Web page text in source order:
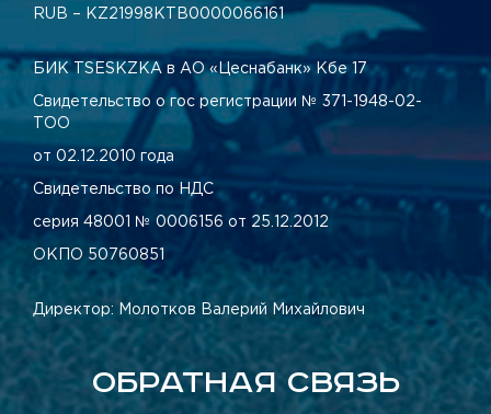
RUB – KZ21998КТВ0000066161
БИК TSESKZKA в АО «Цеснабанк» Кбе 17
Свидетельство о гос регистрации № 371-1948-02-
ТОО
от 02.12.2010 года
Свидетельство по НДС
серия 48001 № 0006156 от 25.12.2012
ОКПО 50760851
Директор: Молотков Валерий Михайлович
ОБРАТНАЯ СВЯЗЬ